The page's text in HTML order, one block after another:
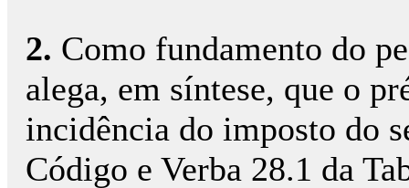
2. Como fundamento do
alega, em síntese, que o
incidência do imposto do
Código e Verba 28.1 da